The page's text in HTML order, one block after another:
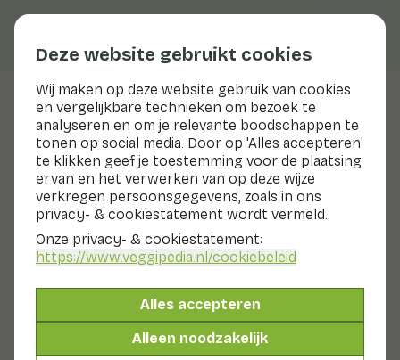
Deze website gebruikt cookies
Wij maken op deze website gebruik van cookies
en vergelijkbare technieken om bezoek te
analyseren en om je relevante boodschappen te
tonen op social media. Door op 'Alles accepteren'
te klikken geef je toestemming voor de plaatsing
ervan en het verwerken van op deze wijze
verkregen persoonsgegevens, zoals in ons
privacy- & cookiestatement wordt vermeld.
Onze privacy- & cookiestatement:
https://www.veggipedia.nl/cookiebeleid
Alles accepteren
Alleen noodzakelijk
Bimi® broccoli
Bereiden & bewaren
BereidenBewaren
Was de Bimi® broccoli. Snijd eventueel het
uitgedroogde eindje van de stengel af.
Bimi® broccoli is geheel eetbaar en hoeft niet geschild
Bereidingstijden Bimi® broccoli